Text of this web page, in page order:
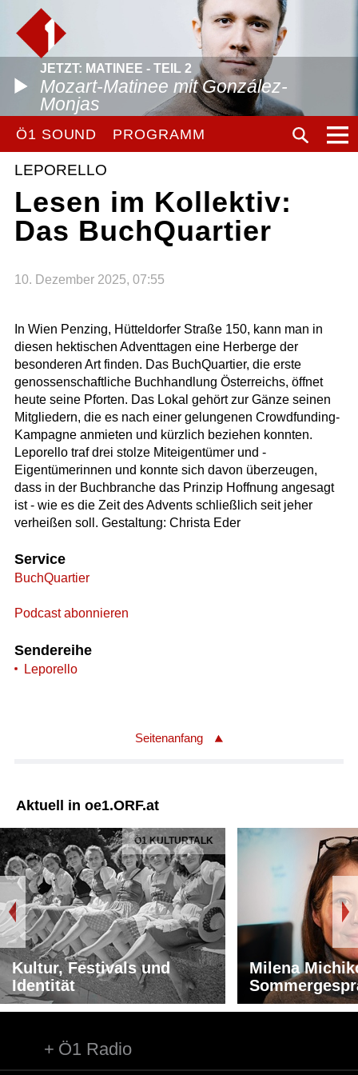
JETZT: MATINEE - TEIL 2
Mozart-Matinee mit González-
Monjas
Ö1 SOUND PROGRAMM
LEPORELLO
Lesen im Kollektiv:
Das BuchQuartier
10. Dezember 2025, 07:55
In Wien Penzing, Hütteldorfer Straße 150, kann man in
diesen hektischen Adventtagen eine Herberge der
besonderen Art finden. Das BuchQuartier, die erste
genossenschaftliche Buchhandlung Österreichs, öffnet
heute seine Pforten. Das Lokal gehört zur Gänze seinen
Mitgliedern, die es nach einer gelungenen Crowdfunding-
Kampagne anmieten und kürzlich beziehen konnten.
Leporello traf drei stolze Miteigentümer und -
Eigentümerinnen und konnte sich davon überzeugen,
dass in der Buchbranche das Prinzip Hoffnung angesagt
ist - wie es die Zeit des Advents schließlich seit jeher
verheißen soll. Gestaltung: Christa Eder
Service
BuchQuartier
Podcast abonnieren
Sendereihe
Leporello
Seitenanfang
Aktuell in oe1.ORF.at
Ö1 KULTURTALK
Kultur, Festivals und
Identität
Milena
Ö1 Radio